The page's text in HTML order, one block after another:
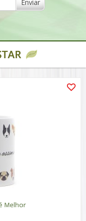
Enviar
Melhor